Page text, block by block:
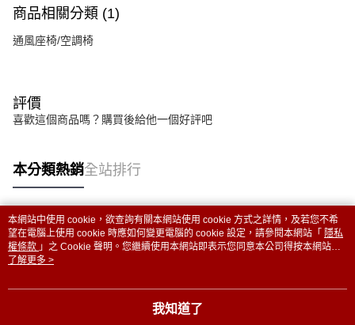
商品相關分類 (1)
通風座椅/空調椅
評價
喜歡這個商品嗎？購買後給他一個好評吧
本分類熱銷全站排行
熱門標籤
本網站中使用 cookie，欲查詢有關本網站使用 cookie 方式之詳情，及若您不希
望在電腦上使用 cookie 時應如何變更電腦的 cookie 設定，請參閱本網站「 隱私
權條款 」之 Cookie 聲明。您繼續使用本網站即表示您同意本公司得按本網站使
用條款之 Cookie 聲明使用 cookie。
了解更多 >
我知道了